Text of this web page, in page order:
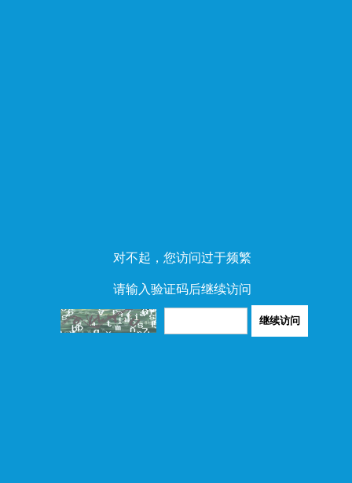
对不起，您访问过于频繁
请输入验证码后继续访问
继续访问